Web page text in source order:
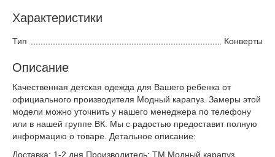
Характеристики
Тип Конверты
Описание
Качественная детская одежда для Вашего ребенка от
официального производителя Модный карапуз. Замеры этой
модели можно уточнить у нашего менеджера по телефону
или в нашей группе ВК. Мы с радостью предоставит полную
информацию о товаре. Детальное описание:
Доставка: 1-2 дня Производитель: ТМ Модный карапуз